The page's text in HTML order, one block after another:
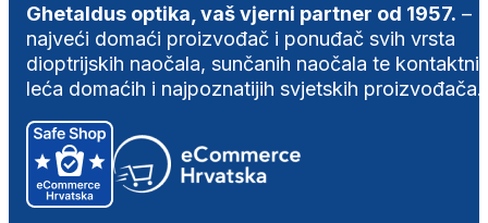
Ghetaldus optika, vaš vjerni partner od 1957. –
najveći domaći proizvođač i ponuđač svih vrsta
dioptrijskih naočala, sunčanih naočala te
leća domaćih i najpoznatijih svjetskih proizvođača.